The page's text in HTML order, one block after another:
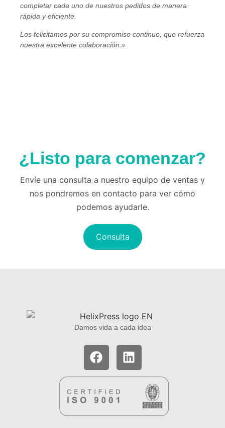
completar cada uno de nuestros pedidos de manera
rápida y eficiente.
Los felicitamos por su compromiso continuo, que refuerza
nuestra excelente colaboración.»
¿Listo para comenzar?
Envíe una consulta a nuestro equipo de ventas y
nos pondremos en contacto para ver cómo
podemos ayudarle.
Consulta
Damos vida a cada idea